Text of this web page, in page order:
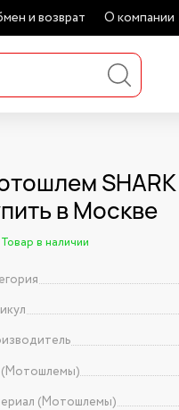
и возврат О компании
SHARK
в Москве
Товар в наличии
(Мотошлемы)
(Мотошлемы)